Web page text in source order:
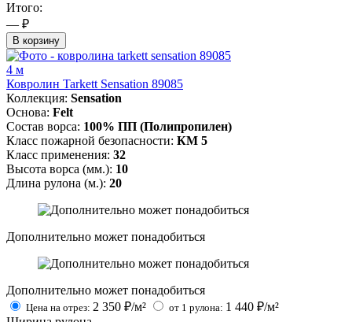
Итого:
— ₽
В корзину
4 м
Ковролин Tarkett Sensation 89085
Коллекция: Sensation
Основа: Felt
Состав ворса: 100% ПП (Полипропилен)
Класс пожарной безопасности: КМ 5
Класс применения: 32
Высота ворса (мм.): 10
Длина рулона (м.): 20
Дополнительно может понадобиться
Дополнительно может понадобиться
Цена на отрез: 2 350 ₽/м² от 1 рулона: 1 440 ₽/м²